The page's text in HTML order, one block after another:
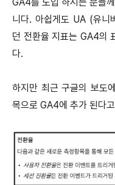
니다. 아쉽게도 UA (유니
던 전환율 지표는 GA4의
다.
하지만 최근 구글의 보도
목으로 GA4에 추가 된다